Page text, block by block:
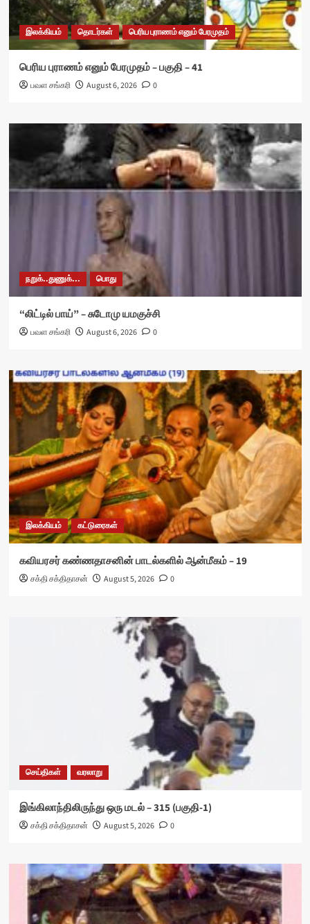
இலக்கியம் தொடர்கள் பெரிய புராணம் எனும் பேரமுதம்
பெரிய புராணம் எனும் பேரமுதம் – பகுதி – 41
பவள சங்கரி August 6, 2026 0
நறுக்..துணுக்... பொது
“லிட்டில் பாய்” – சுடோமு யமகுச்சி
பவள சங்கரி August 6, 2026 0
இலக்கியம் கட்டுரைகள்
கவியரசர் கண்ணதாசனின் பாடல்களில் ஆன்மீகம் – 19
சக்தி சக்திதாசன் August 5, 2026 0
செய்திகள் வரலாறு
இங்கிலாந்திலிருந்து ஒரு மடல் – 315 (பகுதி-1)
சக்தி சக்திதாசன் August 5, 2026 0